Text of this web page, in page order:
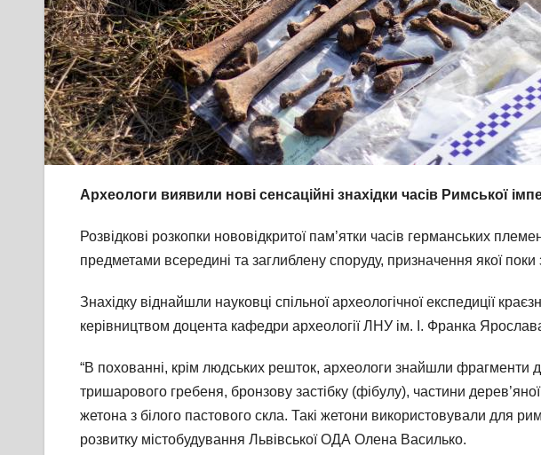
Археологи виявили нові сенсаційні знахідки часів Римської
Розвідкові розкопки нововідкритої пам’ятки часів германських
предметами всередині та заглиблену споруду, призначення якої
Знахідку віднайшли науковці спільної археологічної експедиції
керівництвом доцента кафедри археології ЛНУ ім. І. Франка
“В похованні, крім людських решток, археологи знайшли фрагменти
тришарового гребеня, бронзову застібку (фібулу), частини
жетона з білого пастового скла. Такі жетони використовували для
розвитку містобудування Львівської ОДА Олена Василько.